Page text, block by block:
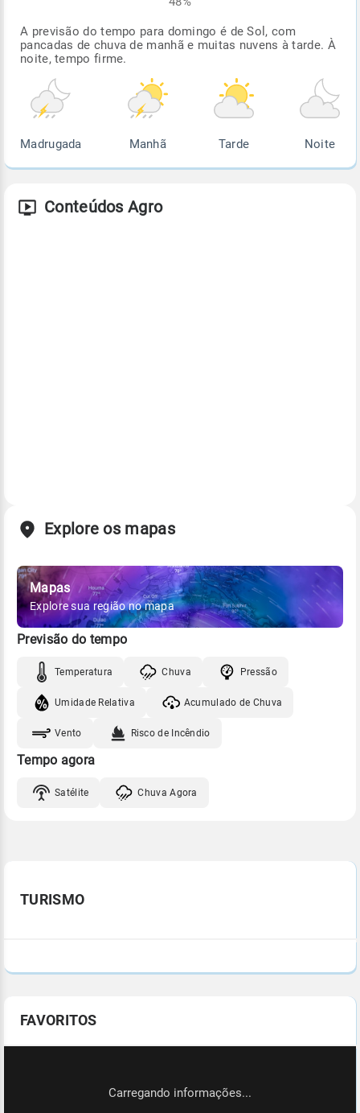
A previsão do tempo para domingo é de Sol, com
pancadas de chuva de manhã e muitas nuvens à tarde. À
noite, tempo firme.
Madrugada Manhã Tarde Noite
Conteúdos Agro
Explore os mapas
Mapas
Explore sua região no mapa
Previsão do tempo
Temperatura Chuva Pressão
Umidade Relativa Acumulado de Chuva
Vento Risco de Incêndio
Tempo agora
Satélite Chuva Agora
TURISMO
FAVORITOS